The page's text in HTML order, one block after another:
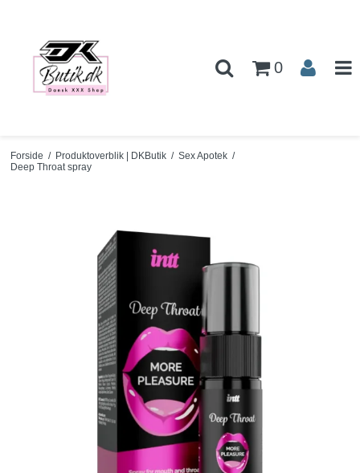
0
Forside / Produktoverblik | DKButik / Sex Apotek /
Deep Throat spray